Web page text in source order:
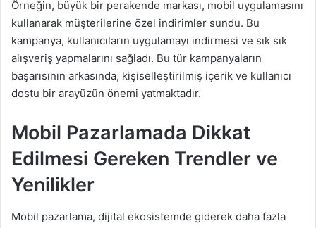
Örneğin, büyük bir perakende markası, mobil uygulamasını
kullanarak müşterilerine özel indirimler sundu. Bu
kampanya, kullanıcıların uygulamayı indirmesi ve sık sık
alışveriş yapmalarını sağladı. Bu tür kampanyaların
başarısının arkasında, kişiselleştirilmiş içerik ve kullanıcı
dostu bir arayüzün önemi yatmaktadır.
Mobil Pazarlamada Dikkat
Edilmesi Gereken Trendler ve
Yenilikler
Mobil pazarlama, dijital ekosistemde giderek daha fazla